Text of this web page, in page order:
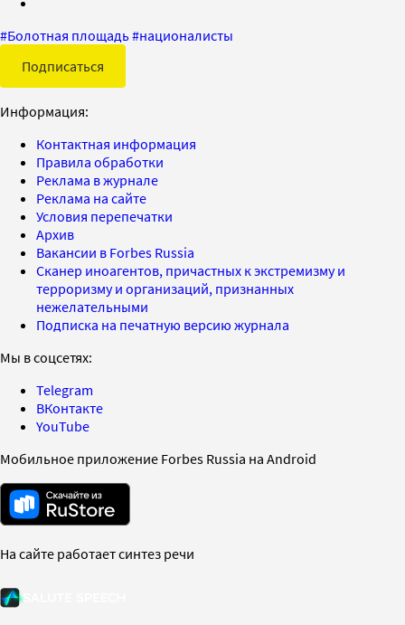
#Болотная площадь#националисты
Подписаться
Информация:
Контактная информация
Правила обработки
Реклама в журнале
Реклама на сайте
Условия перепечатки
Архив
Вакансии в Forbes Russia
Сканер иноагентов, причастных к экстремизму и
терроризму и организаций, признанных
нежелательными
Подписка на печатную версию журнала
Мы в соцсетях:
Telegram
ВКонтакте
YouTube
Мобильное приложение Forbes Russia на Android
На сайте работает синтез речи